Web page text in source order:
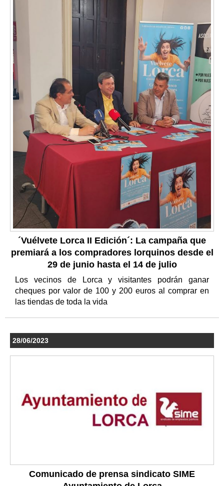
´Vuélvete Lorca II Edición´: La campaña que
premiará a los compradores lorquinos desde el
29 de junio hasta el 14 de julio
Los vecinos de Lorca y visitantes podrán ganar
cheques por valor de 100 y 200 euros al comprar en
las tiendas de toda la vida
28/06/2023
Comunicado de prensa sindicato SIME